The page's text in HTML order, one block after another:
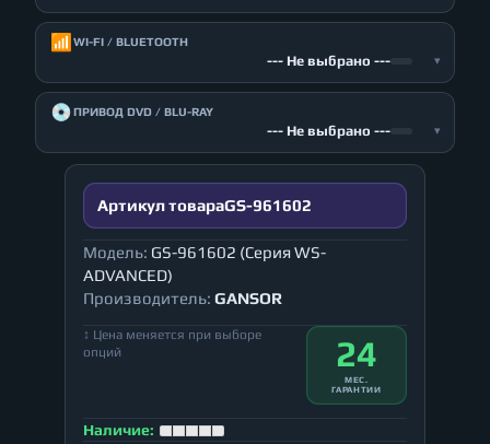
📶 WI-FI / BLUETOOTH
--- Не выбрано --- ▾
💿ПРИВОД DVD / BLU-RAY
--- Не выбрано --- ▾
Артикул товараGS-961602
Модель: GS-961602 (Серия WS-
ADVANCED)
Производитель: GANSOR
↕ Цена меняется при выборе
опций
24
МЕС.
ГАРАНТИИ
Наличие: